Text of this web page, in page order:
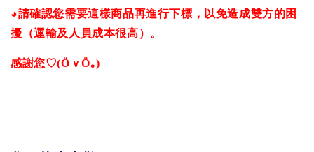
◕請確認您需要這樣商品再進行下標，以免造成雙方的困
擾（運輸及人員成本很高）。
感謝您♡(ӦｖӦ｡)